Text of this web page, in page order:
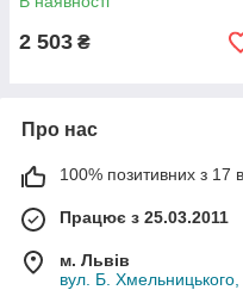
2 503 ₴
Про нас
100% позитивних з 17
Працює з 25.03.2011
м. Львів
вул. Б. Хмельницького,